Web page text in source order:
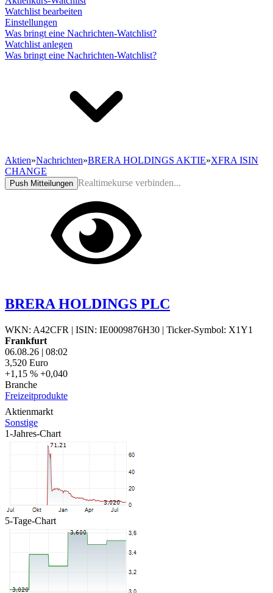
Watchlist bearbeiten
Einstellungen
Was bringt eine Nachrichten-Watchlist?
Watchlist anlegen
Was bringt eine Nachrichten-Watchlist?
Aktien»Nachrichten»BRERA HOLDINGS AKTIE»XFRA ISIN
CHANGE
Push Mitteilungen Realtimekurse verbinden...
BRERA HOLDINGS PLC
WKN: A42CFR | ISIN: IE0009876H30 | Ticker-Symbol: X1Y1
Frankfurt
06.08.26 | 08:02
3,520 Euro
+1,15 % +0,040
Branche
Freizeitprodukte
Aktienmarkt
Sonstige
1-Jahres-Chart
5-Tage-Chart